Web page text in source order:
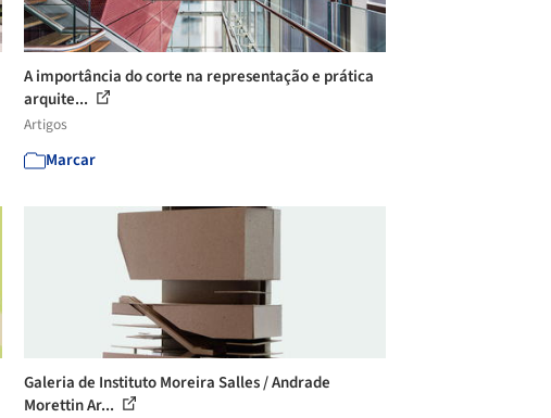
A importância do corte na representação e prática
arquite...
Artigos
Marcar
Galeria de Instituto Moreira Salles / Andrade
Morettin Ar...